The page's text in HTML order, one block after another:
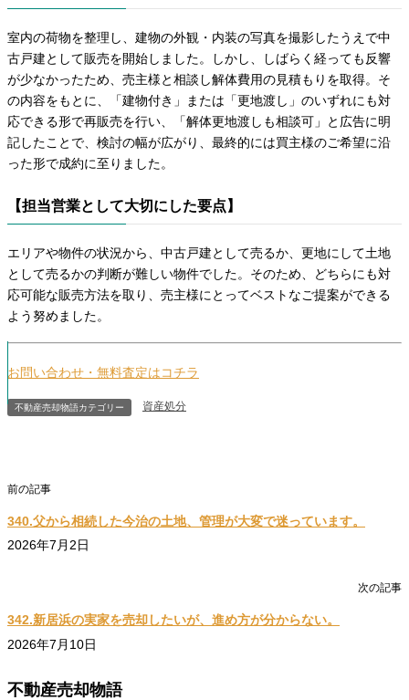
室内の荷物を整理し、建物の外観・内装の写真を撮影したうえで中
古戸建として販売を開始しました。しかし、しばらく経っても反響
が少なかったため、売主様と相談し解体費用の見積もりを取得。そ
の内容をもとに、「建物付き」または「更地渡し」のいずれにも対
応できる形で再販売を行い、「解体更地渡しも相談可」と広告に明
記したことで、検討の幅が広がり、最終的には買主様のご希望に沿
った形で成約に至りました。
【担当営業として大切にした要点】
エリアや物件の状況から、中古戸建として売るか、更地にして土地
として売るかの判断が難しい物件でした。そのため、どちらにも対
応可能な販売方法を取り、売主様にとってベストなご提案ができる
よう努めました。
お問い合わせ・無料査定はコチラ
不動産売却物語カテゴリー 資産処分
前の記事
340.父から相続した今治の土地、管理が大変で迷っています。
2026年7月2日
次の記事
342.新居浜の実家を売却したいが、進め方が分からない。
2026年7月10日
不動産売却物語